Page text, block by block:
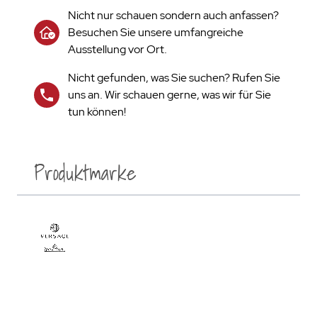
Nicht nur schauen sondern auch anfassen?
Besuchen Sie unsere umfangreiche
Ausstellung vor Ort.
Nicht gefunden, was Sie suchen? Rufen Sie
uns an. Wir schauen gerne, was wir für Sie
tun können!
Produktmarke